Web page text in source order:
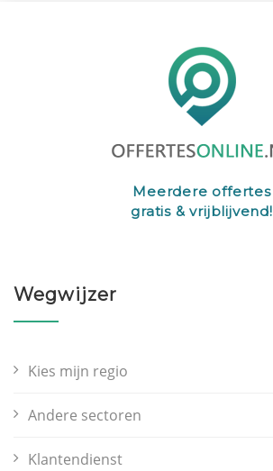
Meerdere offertes
gratis & vrijblijvend!
Wegwijzer
Kies mijn regio
Andere sectoren
Klantendienst